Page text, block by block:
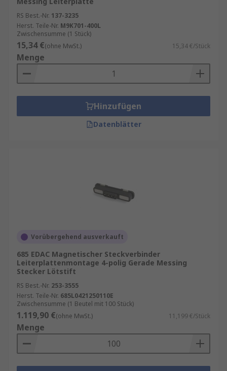
RS Best.-Nr. 137-3235
Herst. Teile-Nr. M9K701-400L
Zwischensumme (1 Stück)
15,34 €(ohne MwSt.) 15,34 €/Stück
Menge
Hinzufügen
Datenblätter
Vorübergehend ausverkauft
685 EDAC Magnetischer Steckverbinder
Leiterplattenmontage 4-polig Gerade Messing
Stecker Lötstift
RS Best.-Nr. 253-3555
Herst. Teile-Nr. 685L0421250110E
Zwischensumme (1 Beutel mit 100 Stück)
1.119,90 €(ohne MwSt.) 11,199 €/Stück
Menge